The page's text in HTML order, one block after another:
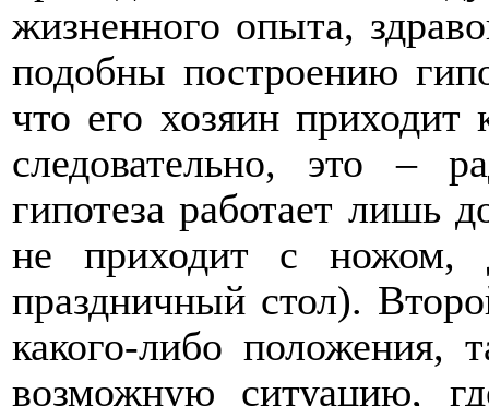
жизненного опыта,
подобны построению
что его хозяин
следовательно, это –
гипотеза работает лишь
не приходит с ножом,
праздничный стол).
какого-либо положения,
возможную ситуацию,